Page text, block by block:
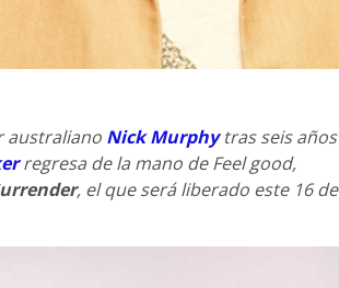
australiano Nick Murphytras seis años
regresa de la mano de Feel good,
, el que será liberado este 16 de